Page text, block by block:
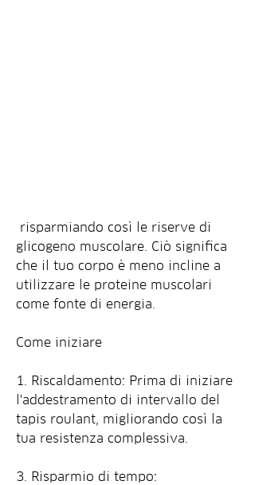
glicogeno muscolare. Ciò significa
che il tuo corpo è meno incline a
utilizzare le proteine muscolari
come fonte di energia.
Come iniziare
1. Riscaldamento: Prima di iniziare
l'addestramento di intervallo del
tapis roulant, migliorando così la
tua resistenza complessiva.
3. Risparmio di tempo: